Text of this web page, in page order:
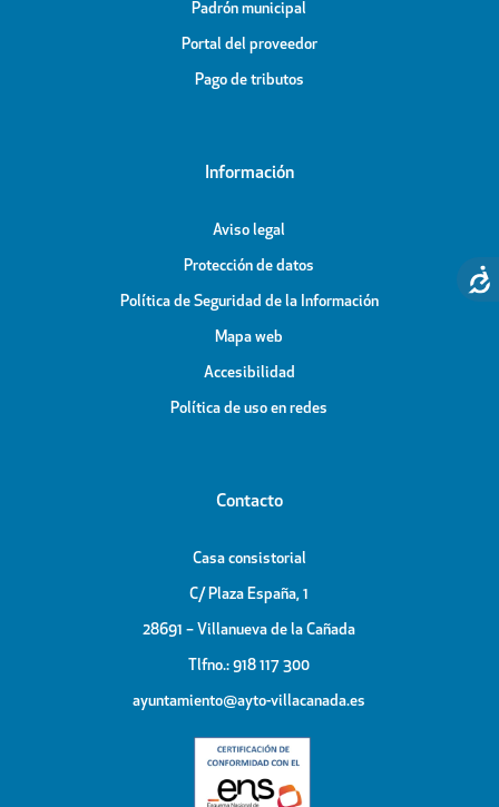
Padrón municipal
Portal del proveedor
Pago de tributos
Información
Aviso legal
Protección de datos
Política de Seguridad de la Información
Mapa web
Accesibilidad
Política de uso en redes
Contacto
Casa consistorial
C/ Plaza España, 1
28691 – Villanueva de la Cañada
Tlfno.: 918 117 300
ayuntamiento@ayto-villacanada.es